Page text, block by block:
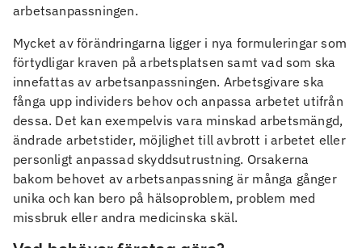
arbetsanpassningen.
Mycket av förändringarna ligger i nya formuleringar som
förtydligar kraven på arbetsplatsen samt vad som ska
innefattas av arbetsanpassningen. Arbetsgivare ska
fånga upp individers behov och anpassa arbetet utifrån
dessa. Det kan exempelvis vara minskad arbetsmängd,
ändrade arbetstider, möjlighet till avbrott i arbetet eller
personligt anpassad skyddsutrustning. Orsakerna
bakom behovet av arbetsanpassning är många gånger
unika och kan bero på hälsoproblem, problem med
missbruk eller andra medicinska skäl.